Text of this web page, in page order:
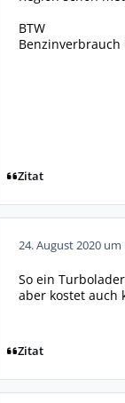
BTW
Zitat
24. August 2020 um
So ein
aber kostet auch
Zitat